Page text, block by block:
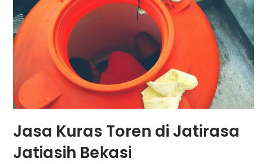
Jasa Kuras Toren di Jatirasa
Jatiasih Bekasi